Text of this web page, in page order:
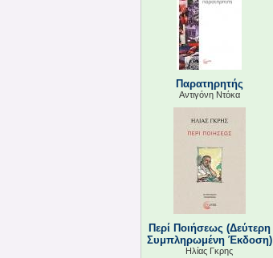
Παρατηρητής
Αντιγόνη Ντόκα
Περί Ποιήσεως (Δεύτερη
Συμπληρωμένη Έκδοση)
Ηλίας Γκρης